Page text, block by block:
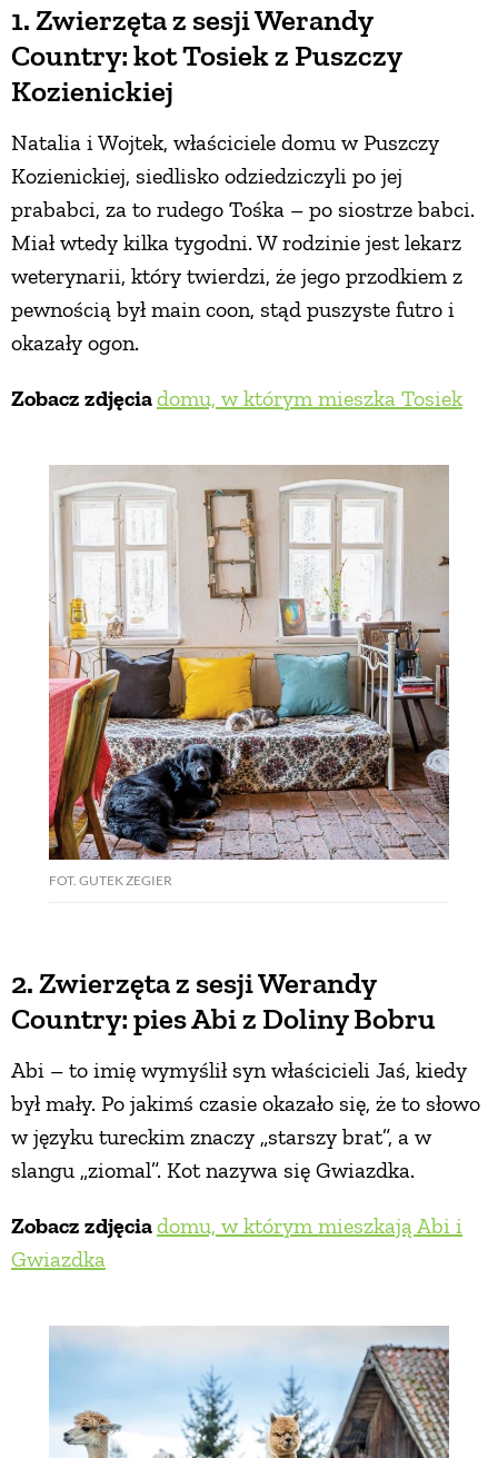
1. Zwierzęta z sesji Werandy
Country: kot Tosiek z Puszczy
Kozienickiej
Natalia i Wojtek, właściciele domu w Puszczy
Kozienickiej, siedlisko odziedziczyli po jej
prababci, za to rudego Tośka – po siostrze babci.
Miał wtedy kilka tygodni. W rodzinie jest lekarz
weterynarii, który twierdzi, że jego przodkiem z
pewnością był main coon, stąd puszyste futro i
okazały ogon.
Zobacz zdjęciadomu, w którym mieszka Tosiek
FOT. GUTEK ZEGIER
2. Zwierzęta z sesji Werandy
Country: pies Abi z Doliny Bobru
Abi – to imię wymyślił syn właścicieli Jaś, kiedy
był mały. Po jakimś czasie okazało się, że to słowo
w języku tureckim znaczy „starszy brat”, a w
slangu „ziomal”. Kot nazywa się Gwiazdka.
Zobacz zdjęciadomu, w którym mieszkają Abi i
Gwiazdka